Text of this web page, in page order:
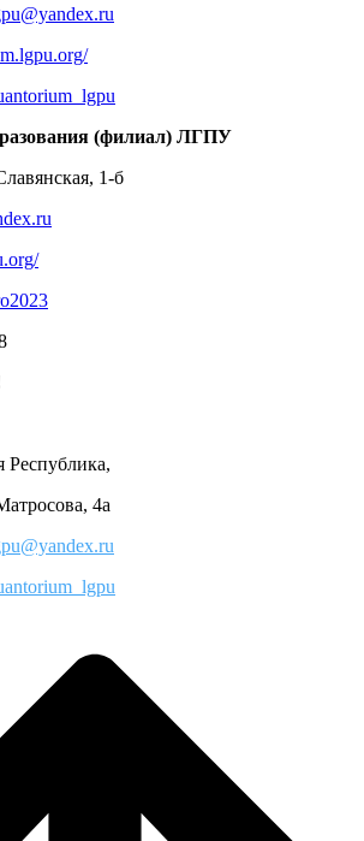
(филиал) ЛГПУ
1-б
Республика,
4а